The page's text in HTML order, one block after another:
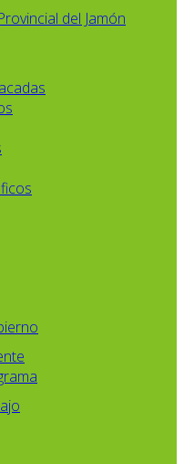
del Jamón